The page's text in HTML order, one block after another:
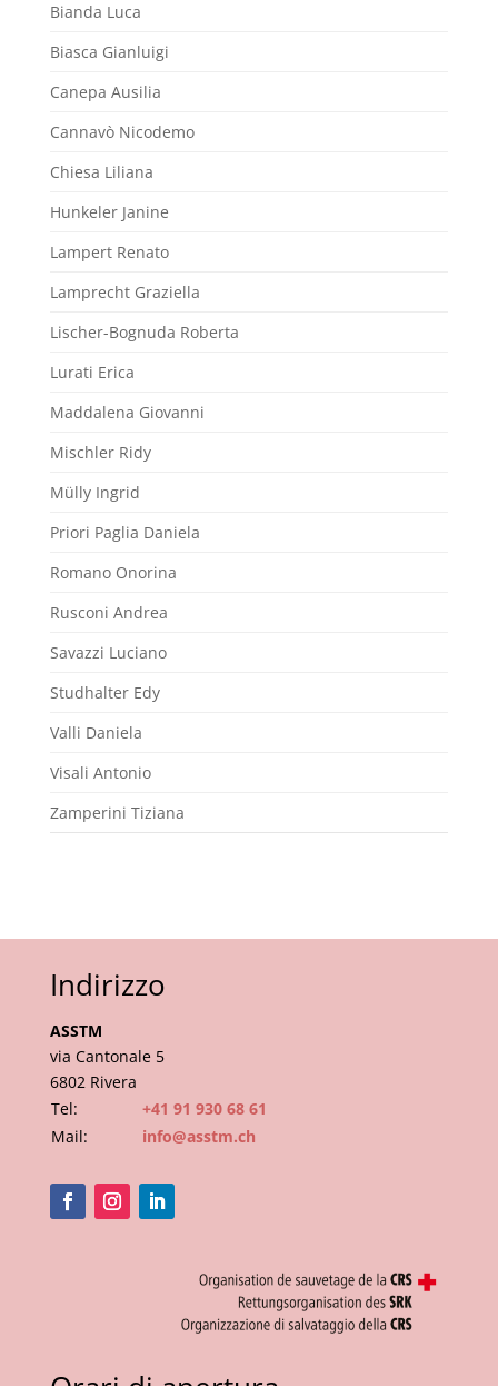
Bianda Luca
Biasca Gianluigi
Canepa Ausilia
Cannavò Nicodemo
Chiesa Liliana
Hunkeler Janine
Lampert Renato
Lamprecht Graziella
Lischer-Bognuda Roberta
Lurati Erica
Maddalena Giovanni
Mischler Ridy
Mülly Ingrid
Priori Paglia Daniela
Romano Onorina
Rusconi Andrea
Savazzi Luciano
Studhalter Edy
Valli Daniela
Visali Antonio
Zamperini Tiziana
Indirizzo
ASSTM
via Cantonale 5
6802 Rivera
Tel:
+41 91 930 68 61
Mail:
info@asstm.ch